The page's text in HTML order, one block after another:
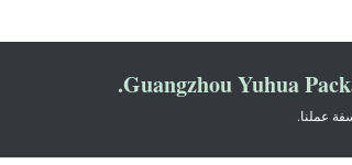
Guangzhou Yuhua
عملنا.